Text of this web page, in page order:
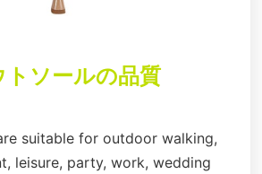
トソールの品質
suitable for outdoor walking,
leisure, party, work, wedding